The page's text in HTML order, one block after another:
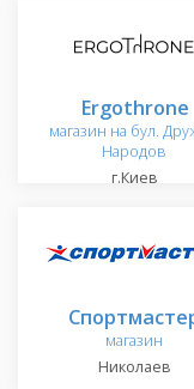
Ergothrone
магазин на бул.
Народов
г.Киев
магазин
Николаев